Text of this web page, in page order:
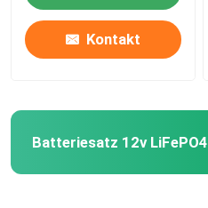
Kontakt
Batteriesatz 12v LiFePO4